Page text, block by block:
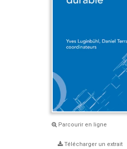
Parcourir en ligne
Télécharger un extrait